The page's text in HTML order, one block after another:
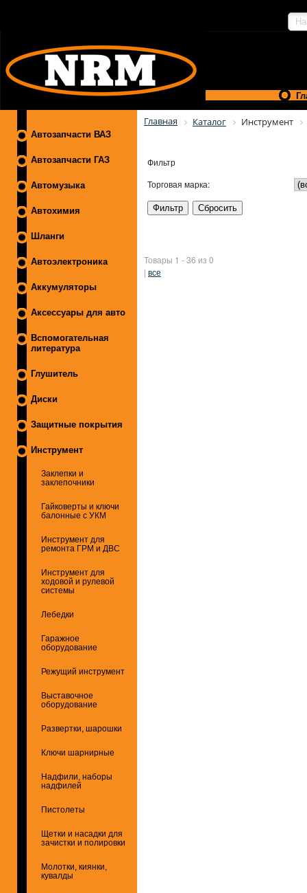
Автозапчасти ВАЗ
Автозапчасти ГАЗ
Автомузыка
Автохимия
Шланги
Автоэлектроника
Аккумуляторы
Аксессуары для авто
Вспомогательная
литература
Глушитель
Диски
Защитные покрытия
Инструмент
Заклепки и
заклепочники
Гайковерты и ключи
балонные с УКМ
Инструмент для
ремонта ГРМ и ДВС
Инструмент для
ходовой и рулевой
системы
Лебедки
Гаражное
оборудование
Режущий инструмент
Выставочное
оборудование
Развертки, шарошки
Ключи шарнирные
Надфили, наборы
надфилей
Пистолеты
Щетки и насадки для
зачистки и полировки
Молотки, киянки,
кувалды
Главная Каталог Инструмент
Фильтр
Торговая марка:
Товары 1 - 36 из 0
| все